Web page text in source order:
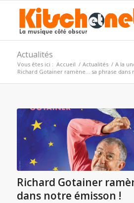
Actualités
Vous êtes ici : Accueil / Actualités / A la
Richard Gotainer ramène… sa phrase dans
Richard Gotainer
dans notre émisson !